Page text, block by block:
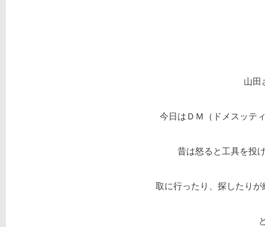
山田
今日はＤＭ（ドメスッテ
昔は怒ると工具を投
取に行ったり、探したり